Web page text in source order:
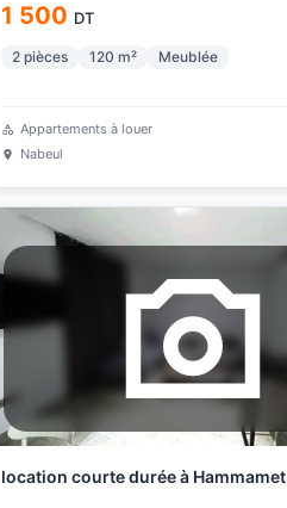
1 500 DT
2 pièces 120 m² Meublée
Appartements à louer
Nabeul
location courte durée à Hammamet